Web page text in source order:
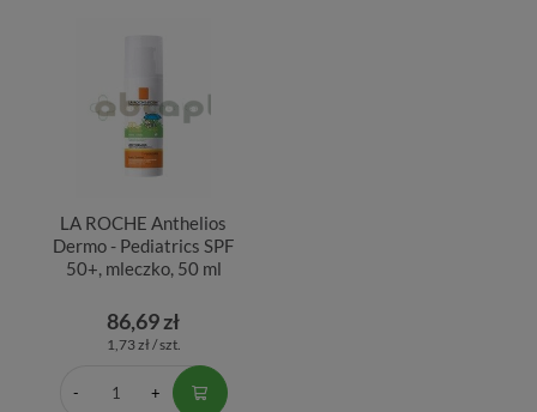
LA ROCHE Anthelios
Dermo - Pediatrics SPF
50+, mleczko, 50 ml
86,69 zł
1,73 zł / szt.